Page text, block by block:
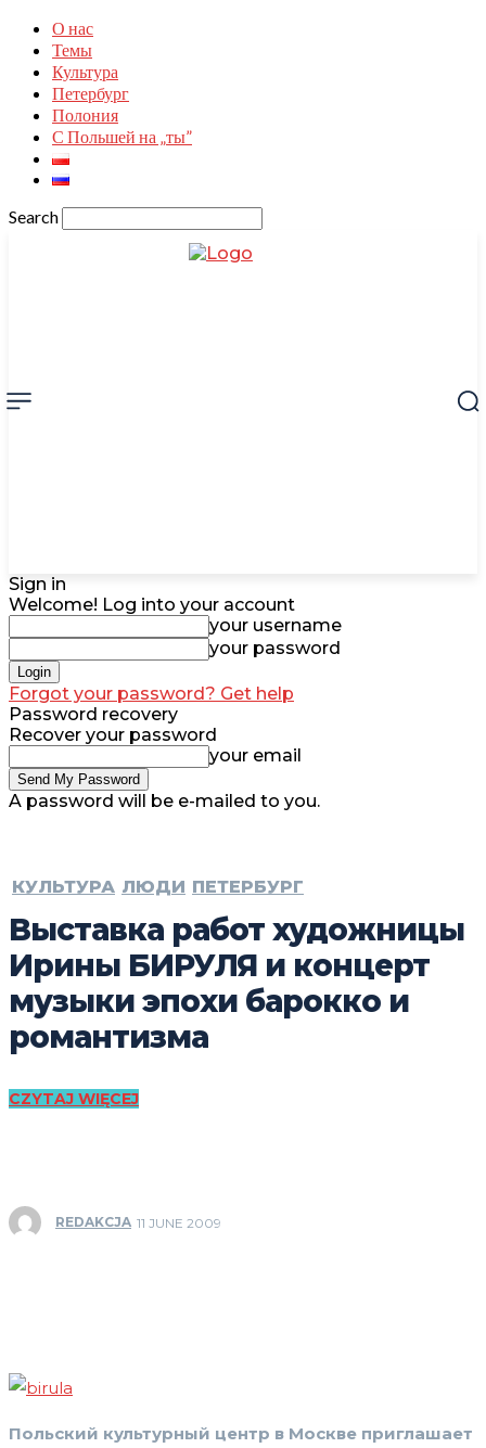
О нас
Темы
Культура
Петербург
Полония
С Польшей на „ты”
Search
Sign in
Welcome! Log into your account
your username
your password
Forgot your password? Get help
Password recovery
Recover your password
your email
A password will be e-mailed to you.
КУЛЬТУРА ЛЮДИ ПЕТЕРБУРГ
Выставка работ художницы
Ирины БИРУЛЯ и концерт
музыки эпохи барокко и
романтизма
CZYTAJ WIĘCEJ
REDAKCJA 11 JUNE 2009
Польский культурный центр в Москве приглашает